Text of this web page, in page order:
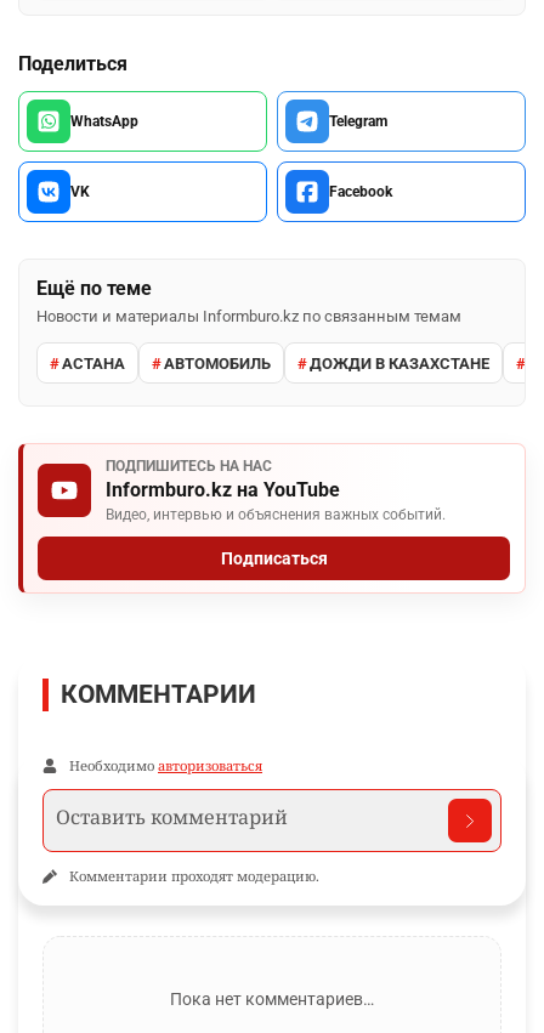
Поделиться
WhatsApp Telegram
VK Facebook
Ещё по теме
Новости и материалы Informburo.kz по связанным темам
АСТАНА АВТОМОБИЛЬ ДОЖДИ В КАЗАХСТАНЕ
ПОДПИШИТЕСЬ НА НАС
Informburo.kz на YouTube
Видео, интервью и объяснения важных событий.
Подписаться
КОММЕНТАРИИ
Необходимо авторизоваться
Комментарии проходят модерацию.
Пока нет комментариев…